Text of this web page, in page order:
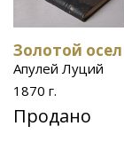
Золотой осел
Апулей Луций
1870 г.
Продано